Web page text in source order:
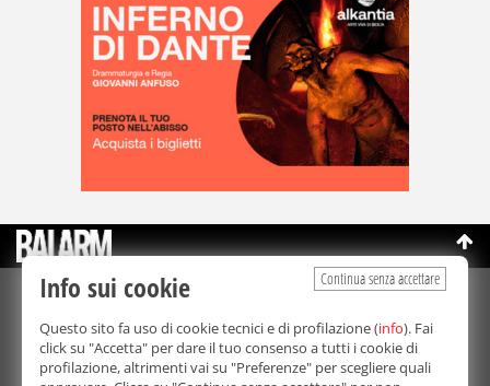
©Copyright 2003-2026
Bmedia Srl- P.IVA 07064240828
La riproduzione totale o parziale di tutti i contenuti, in qualunque
forma, su qualsiasi supporto è proibita.
Balarm.it è una testata giornalistica registrata. Autorizzazione del
Continua senza accettare
Info sui cookie
Questo sito fa uso di cookie tecnici e di profilazione (info). Fai
click su "Accetta" per dare il tuo consenso a tutti i cookie di
profilazione, altrimenti vai su "Preferenze" per scegliere quali